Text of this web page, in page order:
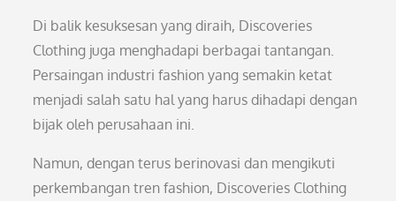
Di balik kesuksesan yang diraih, Discoveries
Clothing juga menghadapi berbagai tantangan.
Persaingan industri fashion yang semakin ketat
menjadi salah satu hal yang harus dihadapi dengan
bijak oleh perusahaan ini.
Namun, dengan terus berinovasi dan mengikuti
perkembangan tren fashion, Discoveries Clothing